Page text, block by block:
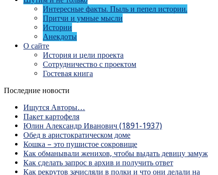
Интересные факты. Пыль и пепел истории.
Притчи и умные мысли
Истории
Анекдоты
О сайте
История и цели проекта
Сотрудничество с проектом
Гостевая книга
Последние новости
Ищутся Авторы…
Пакет картофеля
Юлин Александр Иванович (1891-1937)
Обед в аристократическом доме
Кошка – это пушистое сокровище
Как обманывали женихов, чтобы выдать девицу замуж
Как сделать запрос в архив и получить ответ
Как рекрутов зачисляли в полки и что они делали на